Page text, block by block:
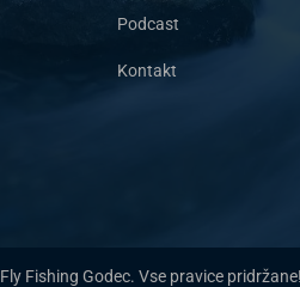
Podcast
Kontakt
Fly Fishing Godec. Vse pravice pridržane!